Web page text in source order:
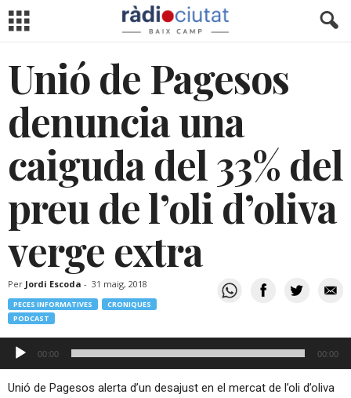
Unió de Pagesos
denuncia una
caiguda del 33% del
preu de l’oli d’oliva
verge extra
Per Jordi Escoda - 31 maig, 2018
PECES INFORMATIVES
CRONIQUES
PODCAST
Reproductor
d'àudio
00:00 00:00
Unió de Pagesos alerta d’un desajust en el mercat de l’oli d’oliva